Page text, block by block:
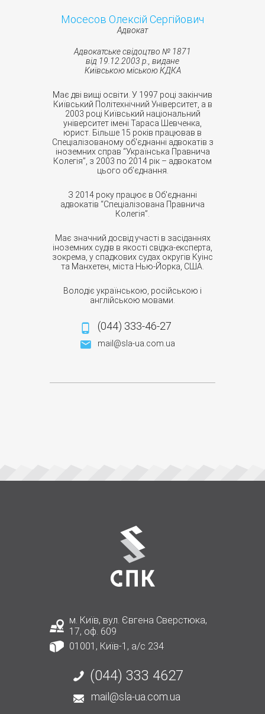
Мосесов Олексій Сергійович
Адвокат
Адвокатське свідоцтво № 1871
від 19.12.2003 р., видане
Київською міською КДКА
Має дві вищі освіти. У 1997 році закінчив
Київський Політехнічний Університет, а в
2003 році Київський національний
університет імені Тараса Шевченка,
юрист. Більше 15 років працював в
Спеціалізованому об'єднанні адвокатів з
іноземних справ “Українська Правнича
Колегія”, з 2003 по 2014 рік – адвокатом
цього об’єднання.
З 2014 року працює в Об'єднанні
адвокатів “Спеціалізована Правнича
Колегія”.
Має значний досвід участі в засіданнях
іноземних судів в якості свідка-експерта,
зокрема, у спадкових судах округів Куінс
та Манхетен, міста Нью-Йорка, США.
Володіє українською, російською і
англійською мовами.
(044) 333-46-27
mail@sla-ua.com.ua
м. Київ, вул. Євгена Сверстюка,
17, оф. 609
01001, Київ-1, а/с 234
(044) 333 4627
mail@sla-ua.com.ua